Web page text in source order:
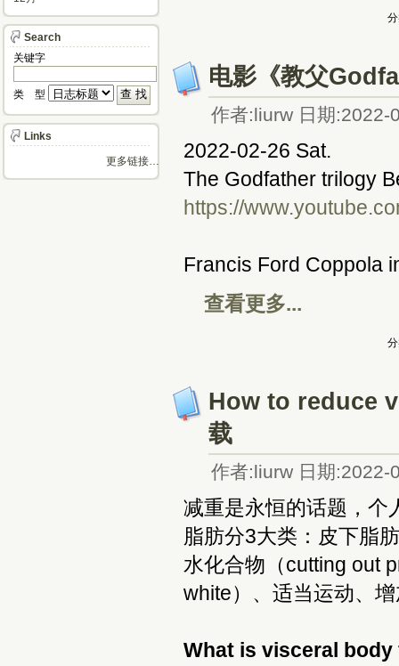
电影《教父
作者:liurw 日期:2022-
2022-02-26 Sat.
The Godfather trilogy
https://
Francis Ford Coppola
查看更多...
How to reduce
载
作者:liurw 日期:2022-
减重是永恒的话题，个
脂肪分3大类：皮下脂
水化合物（cutting out
white）、适当运动、
What is visceral body
Search
关键字
类 型
Links
更多链接…